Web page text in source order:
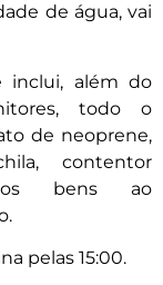
de água, vai
inclui, além do
todo o
de neoprene,
contentor
os bens ao
pelas 15:00.